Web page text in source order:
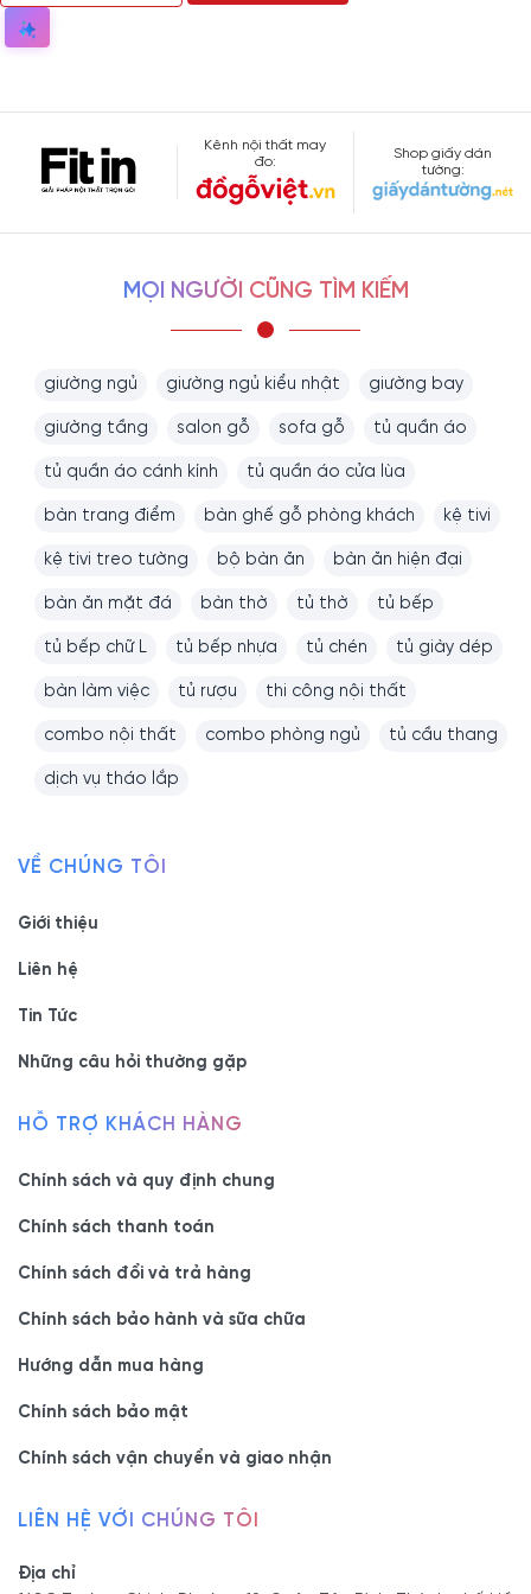
Thông tin chi tiết:
Loại gỗ:
Gỗ Sồi Nga tự nhiên
lượng:
công:
Kênh nội thất may
đo:
Shop giấy dán
tường:
MỌI NGƯỜI CŨNG TÌM KIẾM
giường ngủ giường ngủ kiểu nhật giường bay
giường tầng salon gỗ sofa gỗ tủ quần áo
tủ quần áo cánh kính tủ quần áo cửa lùa
bàn trang điểm bàn ghế gỗ phòng khách kệ tivi
kệ tivi treo tường bộ bàn ăn bàn ăn hiện đại
bàn ăn mặt đá bàn thờ tủ thờ tủ bếp
tủ bếp chữ L tủ bếp nhựa tủ chén tủ giày dép
bàn làm việc tủ rượu thi công nội thất
combo nội thất combo phòng ngủ tủ cầu thang
dịch vụ tháo lắp
VỀ CHÚNG TÔI
Giới thiệu
Liên hệ
Tin Tức
Những câu hỏi thường gặp
HỖ TRỢ KHÁCH HÀNG
Chính sách và quy định chung
Chính sách thanh toán
Chính sách đổi và trả hàng
Chính sách bảo hành và sữa chữa
Hướng dẫn mua hàng
Chính sách bảo mật
Chính sách vận chuyển và giao nhận
LIÊN HỆ VỚI CHÚNG TÔI
Địa chỉ